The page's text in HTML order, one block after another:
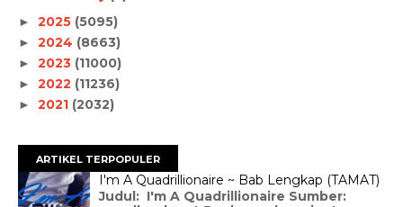
► 2025 (5095)
► 2024 (8663)
► 2023 (11000)
► 2022 (11236)
► 2021 (2032)
ARTIKEL TERPOPULER
I'm A Quadrillionaire ~ Bab Lengkap (TAMAT)
Judul: I'm A Quadrillionaire Sumber: